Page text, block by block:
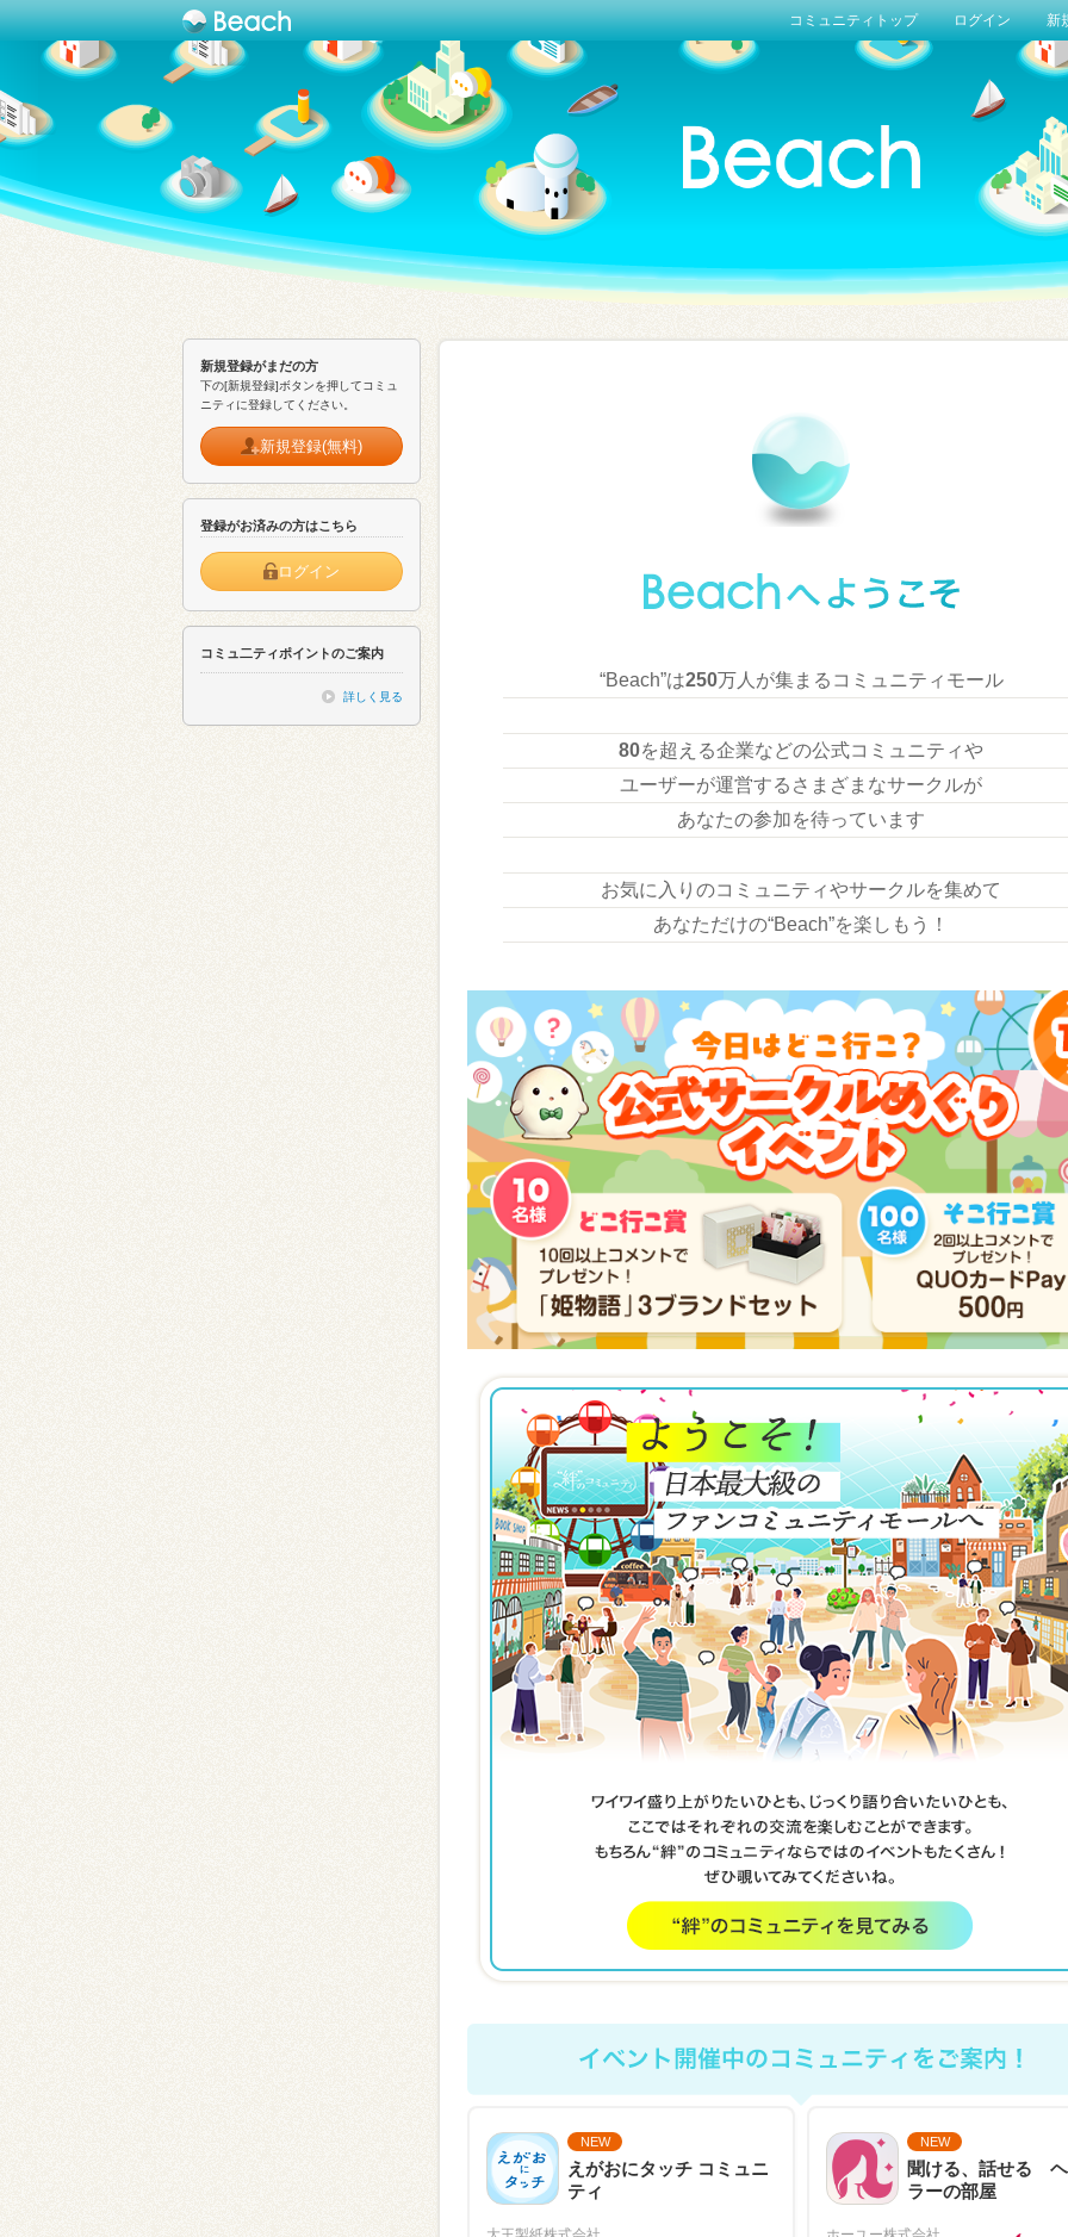
コミュニティトップ ログイン 新
新規登録がまだの方
下の[新規登録]ボタンを押してコミュ
ニティに登録してください。
新規登録(無料)
登録がお済みの方はこちら
ログイン
コミュ二ティポイントのご案内
詳しく見る
“Beach”は250万人が集まるコミュニティモール
80を超える企業などの公式コミュニティや
ユーザーが運営するさまざまなサークルが
あなたの参加を待っています
お気に入りのコミュニティやサークルを集めて
あなただけの“Beach”を楽しもう！
NEW
えがおにタッチ コミュニ
ティ
NEW
聞ける、話せる
ラーの部屋